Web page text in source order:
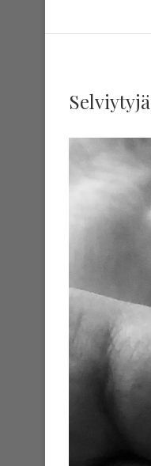
Selviytyjä